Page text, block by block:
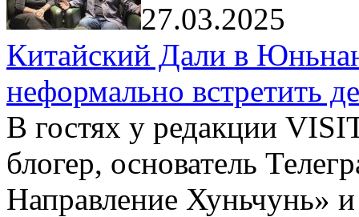
27.03.2025
Китайский Дали в
неформально встретить
В гостях у редакции
блогер, основатель
Направление Хуньчунь»